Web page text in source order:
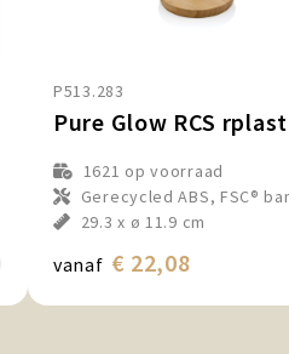
P513.283
1621 op voorraad
Gerecycled ABS, FSC®
29.3 x ø 11.9 cm
vanaf € 22,08